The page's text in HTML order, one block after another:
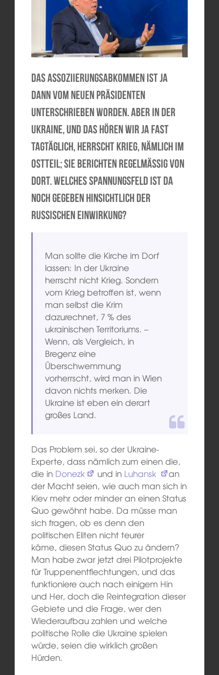
Das Assoziierungsabkommen ist ja
dann vom neuen Präsidenten
unterschrieben worden. Aber in der
Ukraine, und das hören wir ja fast
tagtäglich, herrscht Krieg, nämlich im
Ostteil; Sie berichten regelmäßig von
dort. Welches Spannungsfeld ist da
noch gegeben hinsichtlich der
russischen Einwirkung?
Man sollte die Kirche im Dorf
lassen: In der Ukraine
herrscht nicht Krieg. Sondern
vom Krieg betroffen ist, wenn
man selbst die Krim
dazurechnet, 7 % des
ukrainischen Territoriums. –
Wenn, als Vergleich, in
Bregenz eine
Überschwemmung
vorherrscht, wird man in Wien
davon nichts merken. Die
Ukraine ist eben ein derart
großes Land.
Das Problem sei, so der Ukraine-
Experte, dass nämlich zum einen die,
die in Donezk und in Luhansk
an
der Macht seien, wie auch man sich in
Kiev mehr oder minder an einen Status
Quo gewöhnt habe. Da müsse man
sich fragen, ob es denn den
politischen Eliten nicht teurer
käme, diesen Status Quo zu ändern?
Man habe zwar jetzt drei Pilotprojekte
für Truppenentflechtungen, und das
funktioniere auch nach einigem Hin
und Her, doch die Reintegration dieser
Gebiete und die Frage, wer den
Wiederaufbau zahlen und welche
politische Rolle die Ukraine spielen
würde, seien die wirklich großen
Hürden.